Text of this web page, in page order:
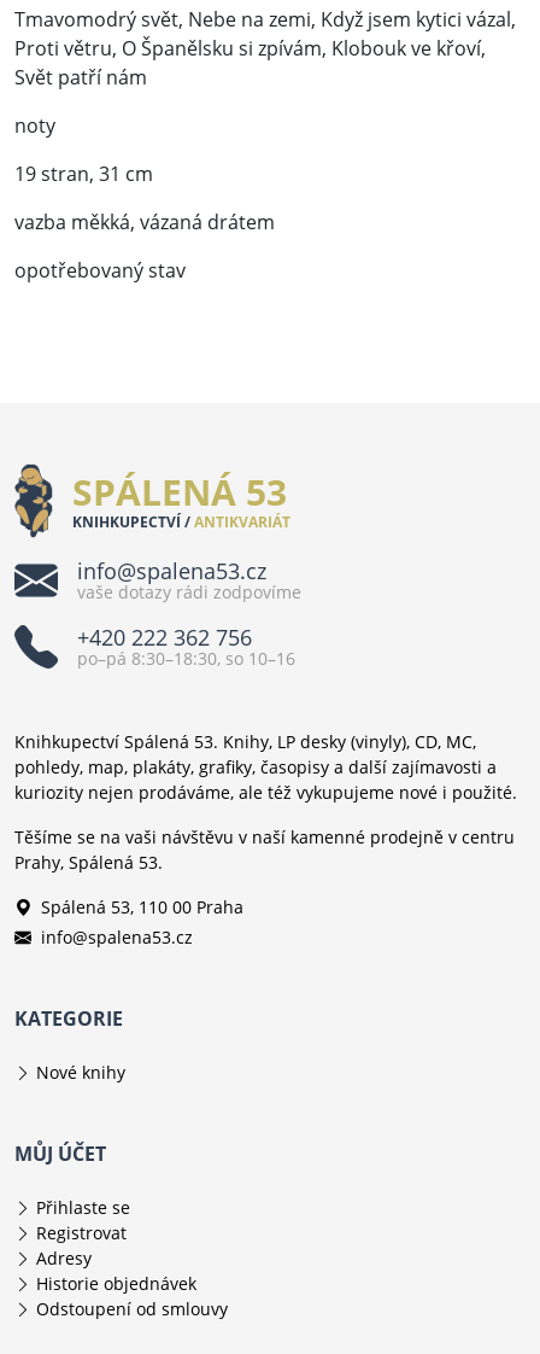
Tmavomodrý svět, Nebe na zemi, Když jsem kytici vázal,
Proti větru, O Španělsku si zpívám, Klobouk ve křoví,
Svět patří nám
noty
19 stran, 31 cm
vazba měkká, vázaná drátem
opotřebovaný stav
SPÁLENÁ 53
KNIHKUPECTVÍ /ANTIKVARIÁT
info@spalena53.cz
vaše dotazy rádi zodpovíme
+420 222 362 756
po–pá 8:30–18:30, so 10–16
Knihkupectví Spálená 53. Knihy, LP desky (vinyly), CD, MC,
pohledy, map, plakáty, grafiky, časopisy a další zajímavosti a
kuriozity nejen prodáváme, ale též vykupujeme nové i použité.
Těšíme se na vaši návštěvu v naší kamenné prodejně v centru
Prahy, Spálená 53.
Spálená 53, 110 00 Praha
info@spalena53.cz
KATEGORIE
Nové knihy
MŮJ ÚČET
Přihlaste se
Registrovat
Adresy
Historie objednávek
Odstoupení od smlouvy